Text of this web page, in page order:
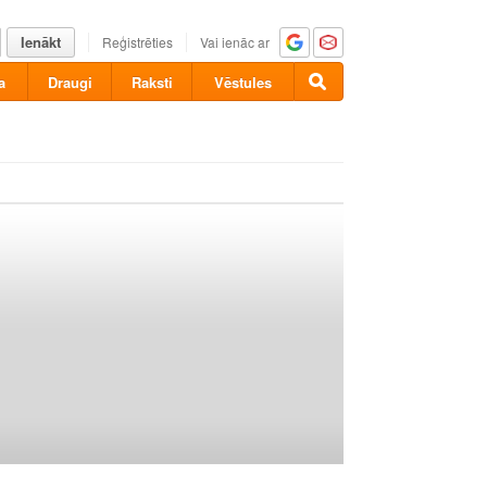
Ienākt Reģistrēties Vai ienāc ar
Draugi Raksti Vēstules